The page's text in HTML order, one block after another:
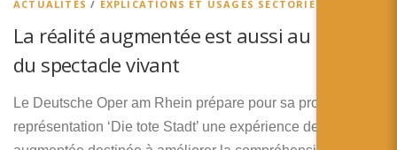
ACTUALITÉS / EXPLICATIONS ET USAGES SECTORIELS
La réalité augmentée est aussi au service
du spectacle vivant
Le Deutsche Oper am Rhein prépare pour sa prochain
représentation ‘Die tote Stadt’ une expérience de réalité